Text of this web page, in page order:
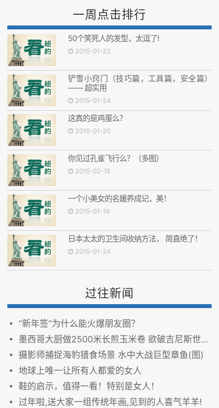
一周点击排行
50个笑死人的发型，太逗了!
2015-01-22
铲雪小窍门（技巧篇，工具篇，安全篇）
—— 超实用
2015-01-24
这真的是鸡蛋么？
2015-01-20
你见过孔雀飞行么？（多图）
2015-02-15
一个小美女的名媛养成记，美！
2015-01-19
日本太太的卫生间收纳方法， 简直绝了！
2015-01-24
过往新闻
“新年签“为什么能火爆朋友圈？
墨西哥大厨做2500米长煎玉米卷 欲破吉尼斯世界纪录
摄影师捕捉海豹猎食场景 水中大战巨型章鱼(图)
地球上唯一让所有人都爱的女人
鞋的启示，值得一看！特别是女人！
过年啦,送大家一组传统年画,见到的人喜气羊羊!